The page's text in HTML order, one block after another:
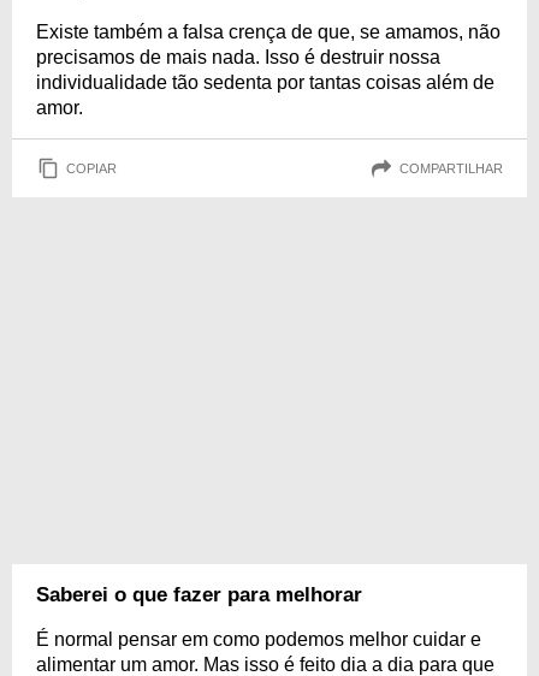
Existe também a falsa crença de que, se amamos, não
precisamos de mais nada. Isso é destruir nossa
individualidade tão sedenta por tantas coisas além de
amor.
COPIAR COMPARTILHAR
Saberei o que fazer para melhorar
É normal pensar em como podemos melhor cuidar e
alimentar um amor. Mas isso é feito dia a dia para que